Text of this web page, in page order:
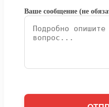
Ваше сообщение (не